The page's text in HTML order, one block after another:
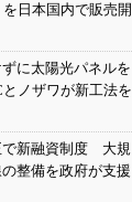
を日本国内で販売開
に太陽光パネルを
ノザワが新工法を
で新融資制度 大規
整備を政府が支援